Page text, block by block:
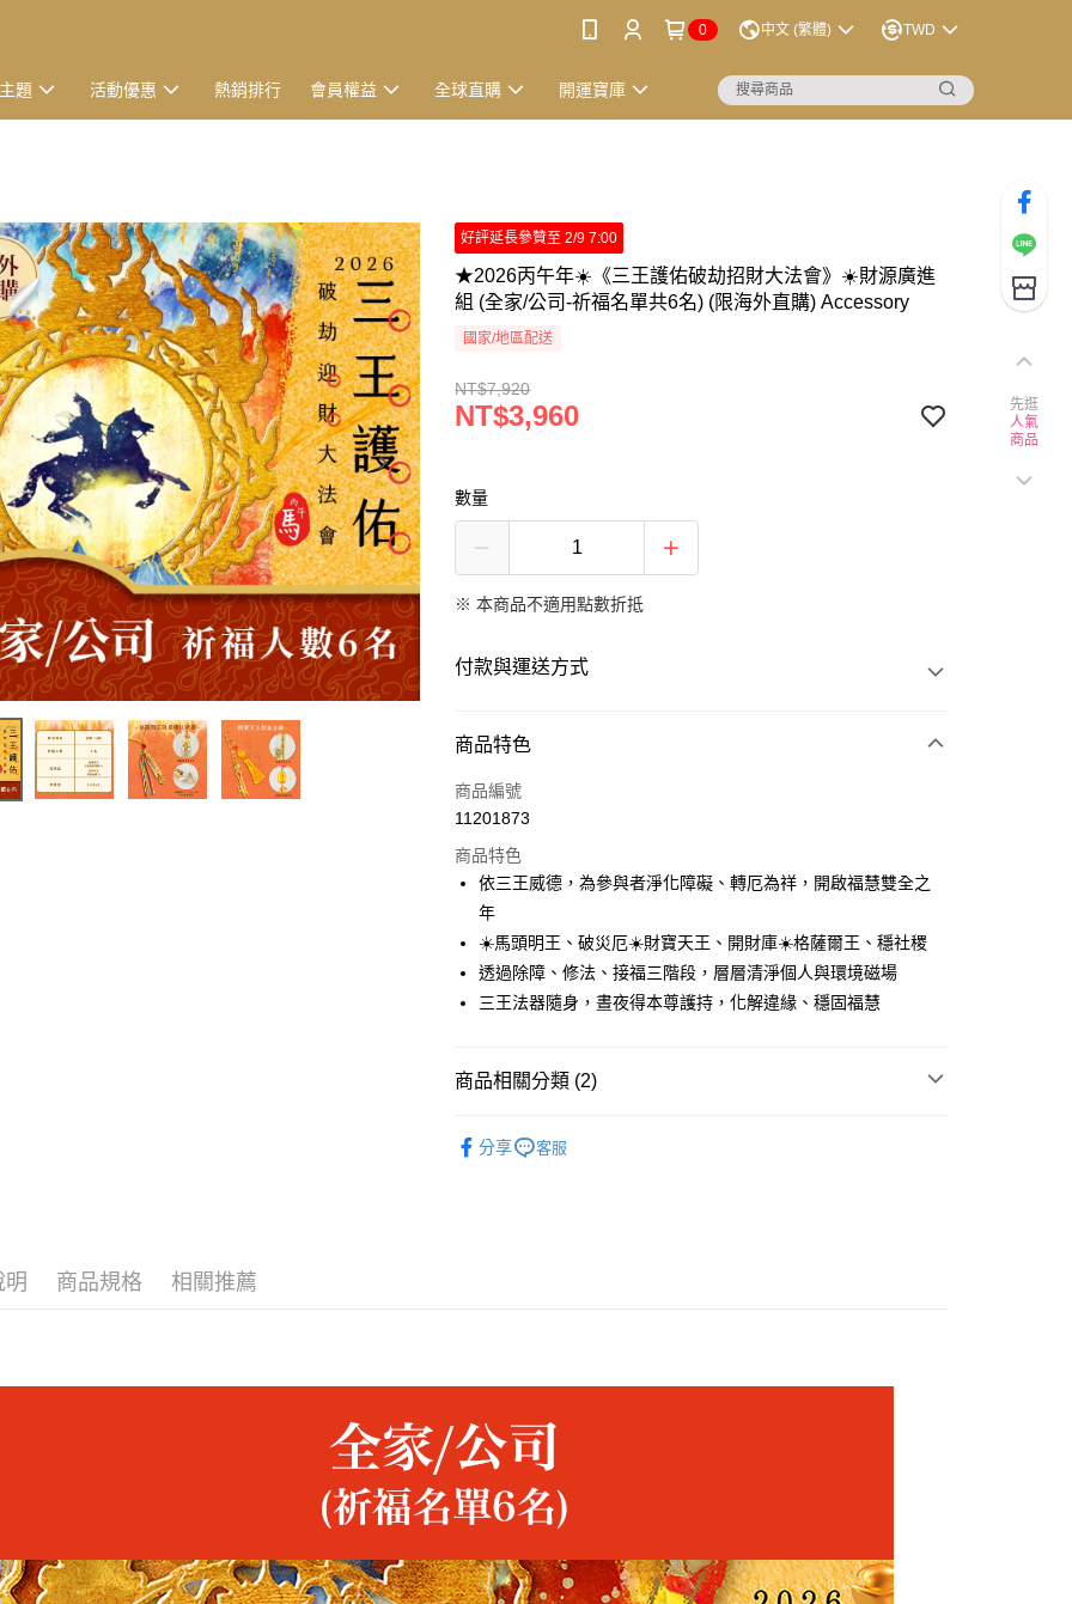
0 中文 (繁體) TWD
題 活動優惠 熱銷排行 會員權益 全球直購 開運寶庫
好評延長參贊至 2/9 7:00
★2026丙午年☀️《三王護佑破劫招財大法會》☀️財源廣進
組 (全家/公司-祈福名單共6名) (限海外直購) Accessory
國家/地區配送
NT$7,920
NT$3,960
數量
※ 本商品不適用點數折抵
付款與運送方式
付款方式
信用卡一次付款
Google Pay
運送方式
海外國際空運
商品特色
商品編號
11201873
商品特色
依三王威德，為參與者淨化障礙、轉厄為祥，開啟福慧雙全之
年
☀️馬頭明王、破災厄☀️財寶天王、開財庫☀️格薩爾王、穩社稷
透過除障、修法、接福三階段，層層清淨個人與環境磁場
三王法器隨身，晝夜得本尊護持，化解違緣、穩固福慧
商品相關分類 (2)
分享 客服
明 商品規格 相關推薦
先逛
人氣
商品